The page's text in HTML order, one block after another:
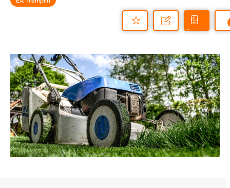
au
dossier
Nous
Demander